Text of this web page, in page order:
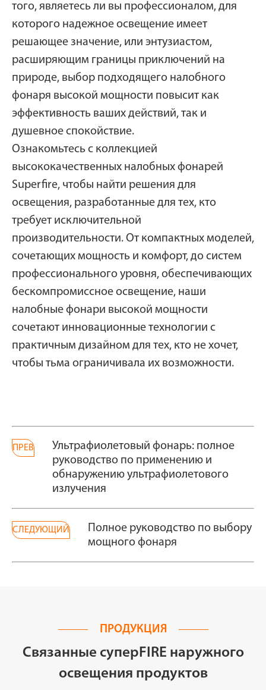
того, являетесь ли вы профессионалом, для
которого надежное освещение имеет
решающее значение, или энтузиастом,
расширяющим границы приключений на
природе, выбор подходящего налобного
фонаря высокой мощности повысит как
эффективность ваших действий, так и
душевное спокойствие.
Ознакомьтесь с коллекцией
высококачественных налобных фонарей
Superfire, чтобы найти решения для
освещения, разработанные для тех, кто
требует исключительной
производительности. От компактных моделей,
сочетающих мощность и комфорт, до систем
профессионального уровня, обеспечивающих
бескомпромиссное освещение, наши
налобные фонари высокой мощности
сочетают инновационные технологии с
практичным дизайном для тех, кто не хочет,
чтобы тьма ограничивала их возможности.
ПРЕВ
Ультрафиолетовый фонарь: полное
руководство по применению и
обнаружению ультрафиолетового
излучения
СЛЕДУЮЩИЙ
Полное руководство по выбору
мощного фонаря
ПРОДУКЦИЯ
Связанные суперFIRE наружного
освещения продуктов